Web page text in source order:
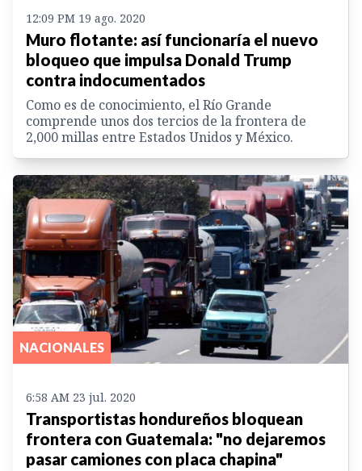
12:09 PM 19 ago. 2020
Muro flotante: así funcionaría el nuevo
bloqueo que impulsa Donald Trump
contra indocumentados
Como es de conocimiento, el Río Grande
comprende unos dos tercios de la frontera de
2,000 millas entre Estados Unidos y México.
NACIONALES
6:58 AM 23 jul. 2020
Transportistas hondureños bloquean
frontera con Guatemala: "no dejaremos
pasar camiones con placa chapina"